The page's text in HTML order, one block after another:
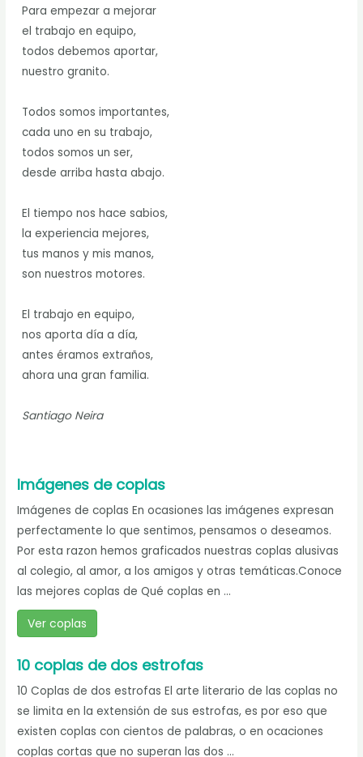
Para empezar a mejorar
el trabajo en equipo,
todos debemos aportar,
nuestro granito.
Todos somos importantes,
cada uno en su trabajo,
todos somos un ser,
desde arriba hasta abajo.
El tiempo nos hace sabios,
la experiencia mejores,
tus manos y mis manos,
son nuestros motores.
El trabajo en equipo,
nos aporta día a día,
antes éramos extraños,
ahora una gran familia.
Santiago Neira
Imágenes de coplas
Imágenes de coplas En ocasiones las imágenes expresan
perfectamente lo que sentimos, pensamos o deseamos.
Por esta razon hemos graficados nuestras coplas alusivas
al colegio, al amor, a los amigos y otras temáticas.Conoce
las mejores coplas de Qué coplas en ...
Ver coplas
10 coplas de dos estrofas
10 Coplas de dos estrofas El arte literario de las coplas no
se limita en la extensión de sus estrofas, es por eso que
existen coplas con cientos de palabras, o en ocaciones
coplas cortas que no superan las dos ...